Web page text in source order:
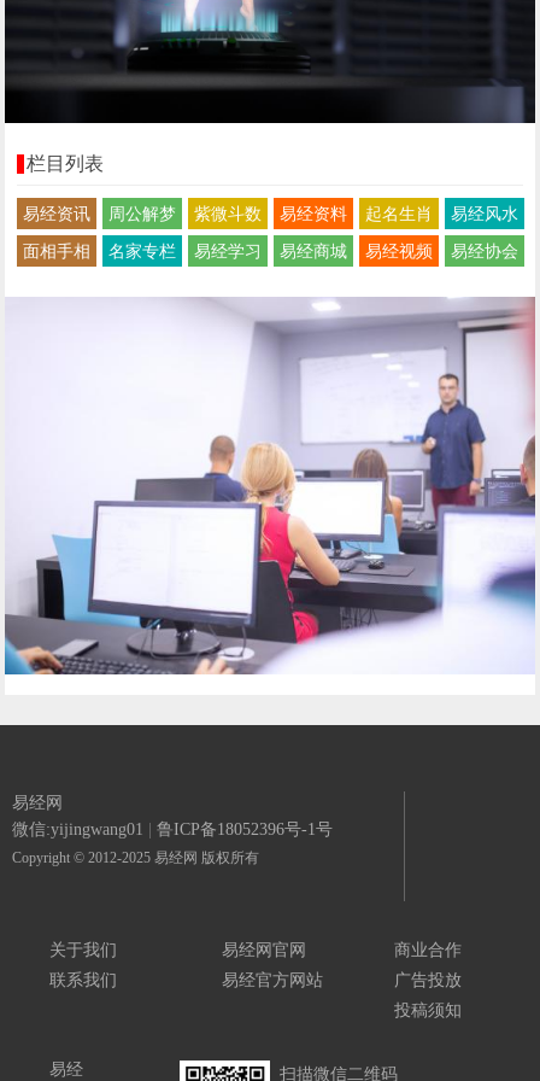
栏目列表
易经资讯 周公解梦 紫微斗数 易经资料 起名生肖
易经风水
面相手相
名家专栏 易经学习 易经商城 易经视频 易经协会
易经网
微信:yijingwang01 鲁ICP备18052396号-1号
Copyright © 2012-2025 易经网 版权所有
关于我们
联系我们
易经网官网
易经官方网站
商业合作
广告投放
投稿须知
易经 扫描微信二维码